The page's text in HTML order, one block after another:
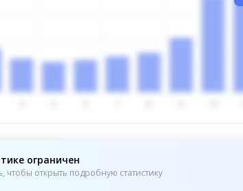
ограничен
чтобы открыть подробную статистику